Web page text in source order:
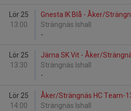
Lör 25
13:00
Gnesta IK Blå - Åker/
Strängnäs Ishall
-
Lör 25
13:30
Järna SK Vit - Åker/
Strängnäs Ishall
-
Lör 25
14:00
Åker/Strängnäs HC Team-
Strängnäs Ishall